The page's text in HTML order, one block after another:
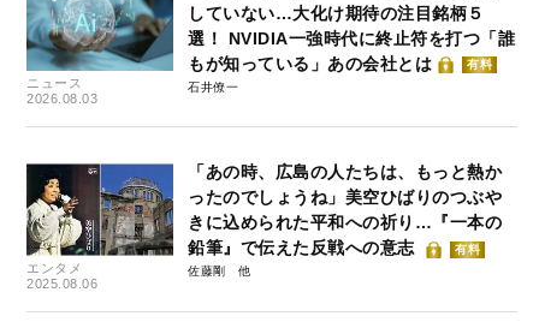
ニュース
2026.08.03
していない…大化け期待の注目銘柄５
選！ NVIDIA一強時代に終止符を打つ「誰
もが知っている」あの会社とは
有料
石井僚一
エンタメ
2025.08.06
「あの時、広島の人たちは、もっと熱か
ったのでしょうね」美空ひばりのつぶや
きに込められた平和への祈り…『一本の
鉛筆』で伝えた反戦への意志
有料
佐藤剛